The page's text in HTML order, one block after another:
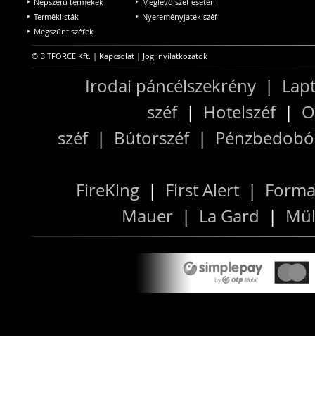
Terméklisták
Megszűnt széfek
Nyereményjáték széf
© BITFORCE Kft. | Kapcsolat | Jogi nyilatkozatok
Irodai páncélszekrény |
széf| Hotelszéf|
széf| Bútorszéf|
FireKing | First Alert |
Mauer | La Gard |